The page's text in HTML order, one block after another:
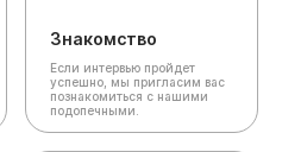
Знакомство
Если интервью пройдет
успешно, мы пригласим вас
познакомиться с нашими
подопечными.